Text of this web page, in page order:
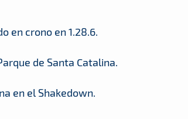
en crono en 1.28.6.
de Santa Catalina.
en el Shakedown.